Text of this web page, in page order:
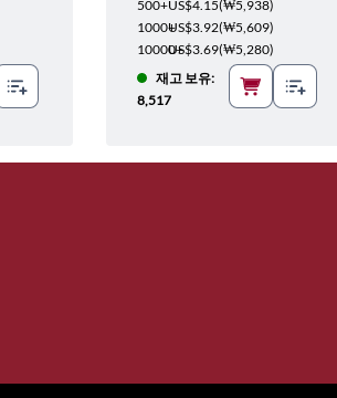
500+US$4.15(₩5,938)
1000+US$3.92(₩5,609)
10000+US$3.69(₩5,280)
재고 보유:
8,517